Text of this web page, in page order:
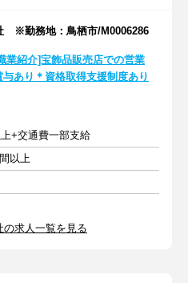
※勤務地：鳥栖市/M0006286
業紹介]宝飾品販売店での営業
あり＊資格取得支援制度あり
+交通費一部支給
以上
の求人一覧を見る